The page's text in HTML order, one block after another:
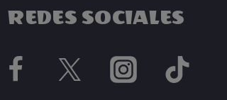
REDES SOCIALES